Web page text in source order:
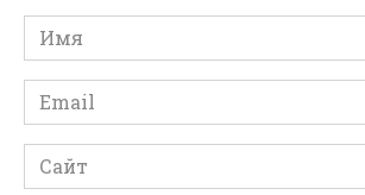
Имя
*
Email
*
Сайт